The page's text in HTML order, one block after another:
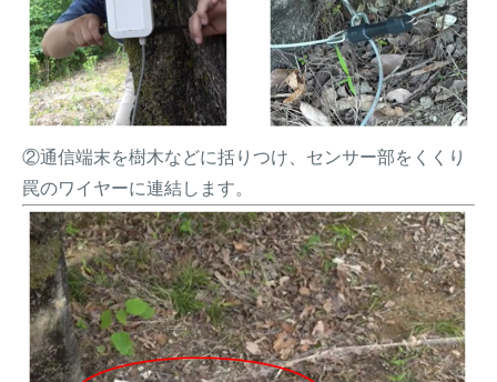
②通信端末を樹木などに括りつけ、センサー部をくくり
罠のワイヤーに連結します。